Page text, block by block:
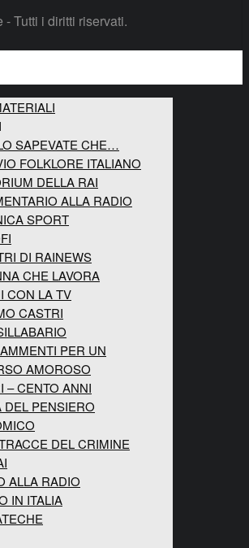
Tutti i diritti riservati.
SAPEVATE CHE…
FOLKLORE ITALIANO
DELLA RAI
ALLA RADIO
SPORT
DI RAINEWS
CHE LAVORA
CON LA TV
CASTRI
PER UN
AMOROSO
– CENTO ANNI
DEL PENSIERO
DEL CRIMINE
ALLA RADIO
IN ITALIA